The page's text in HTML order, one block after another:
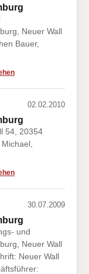
Neuer Wall
Bauer,
02.02.2010
54, 20354
30.07.2009
und
Neuer Wall
Neuer Wall